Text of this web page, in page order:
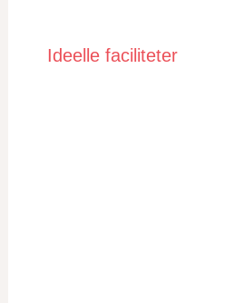
Ideelle faciliteter